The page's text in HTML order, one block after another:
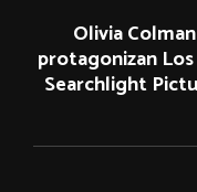
Olivia
protagonizan
Searchlight